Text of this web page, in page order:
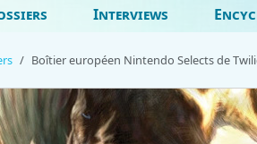
Interviews
Boîtier européen Nintendo Selects de